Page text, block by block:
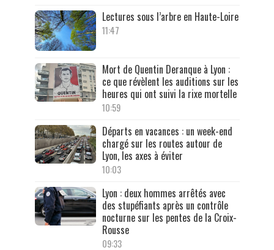
Lectures sous l’arbre en Haute-Loire
11:47
Mort de Quentin Deranque à Lyon :
ce que révèlent les auditions sur les
heures qui ont suivi la rixe mortelle
10:59
Départs en vacances : un week-end
chargé sur les routes autour de
Lyon, les axes à éviter
10:03
Lyon : deux hommes arrêtés avec
des stupéfiants après un contrôle
nocturne sur les pentes de la Croix-
Rousse
09:33